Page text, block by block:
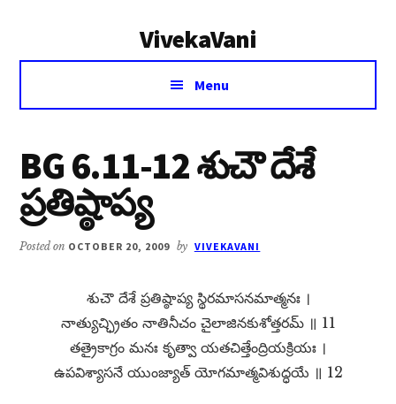
VivekaVani
Voice
Vivekananda
Menu
BG 6.11-12 శుచౌ దేశే
ప్రతిష్ఠాప్య
Posted on OCTOBER 20, 2009 by VIVEKAVANI
శుచౌ దేశే ప్రతిష్ఠాప్య స్థిరమాసనమాత్మనః ।
నాత్యుచ్ఛ్రితం నాతినీచం చైలాజినకుశోత్తరమ్​ ॥ 11
తత్రైకాగ్రం మనః కృత్వా యతచిత్తేంద్రియక్రియః ।
ఉపవిశ్యాసనే యుంజ్యాత్​ యోగమాత్మవిశుద్ధయే ॥ 12